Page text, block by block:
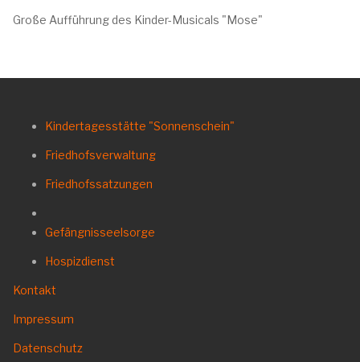
Große Aufführung des Kinder-Musicals "Mose"
Kindertagesstätte "Sonnenschein"
Friedhofsverwaltung
Friedhofssatzungen
Gefängnisseelsorge
Hospizdienst
Kontakt
Impressum
Datenschutz